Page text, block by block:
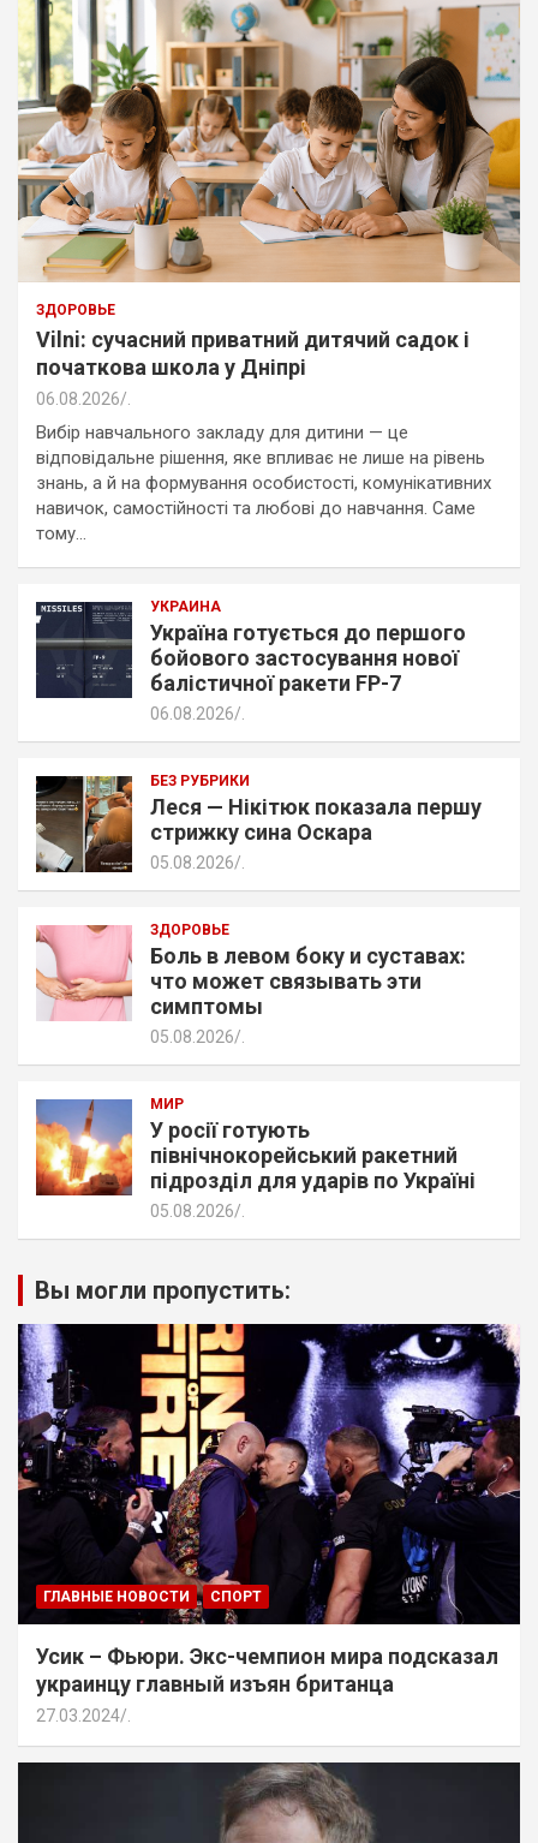
ЗДОРОВЬЕ
Vilni: сучасний приватний дитячий садок і
початкова школа у Дніпрі
06.08.2026
Вибір навчального закладу для дитини — це
відповідальне рішення, яке впливає не лише на рівень
знань, а й на формування особистості, комунікативних
навичок, самостійності та любові до навчання. Саме
тому…
УКРАИНА
Україна готується до першого
бойового застосування нової
балістичної ракети FP-7
06.08.2026
БЕЗ РУБРИКИ
Леся — Нікітюк показала першу
стрижку сина Оскара
05.08.2026
ЗДОРОВЬЕ
Боль в левом боку и суставах:
что может связывать эти
симптомы
05.08.2026
МИР
У росії готують
північнокорейський ракетний
підрозділ для ударів по Україні
05.08.2026
Вы могли пропустить:
ГЛАВНЫЕ НОВОСТИ СПОРТ
Усик – Фьюри. Экс-чемпион мира подсказал
украинцу главный изъян британца
27.03.2024 .